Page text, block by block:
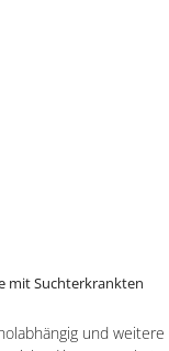
mitSuchterkrankten
und